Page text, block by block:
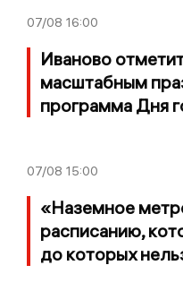
07/08 16:00
Иваново
масштабным
программа Дня
07/08 15:00
«Наземное
расписанию,
до которых